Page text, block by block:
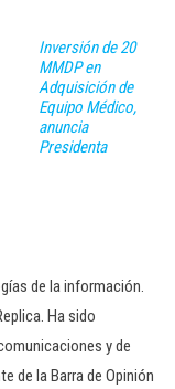
Inversión de 20
MMDP en
Adquisición de
Equipo Médico,
anuncia
Presidenta
de la información.
Ha sido
y de
de la Barra de Opinión